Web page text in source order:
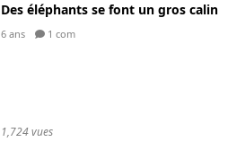
Des éléphants se font un gros calin
6 ans 1 com
1,724 vues